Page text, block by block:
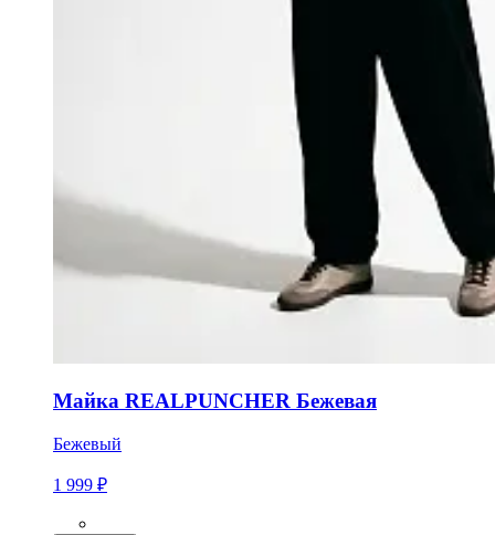
Майка REALPUNCHER Бежевая
Бежевый
1 999 ₽